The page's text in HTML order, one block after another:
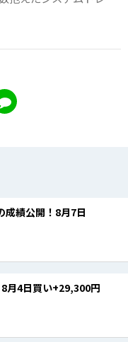
成績公開！8月7日
4日買い+29,300円